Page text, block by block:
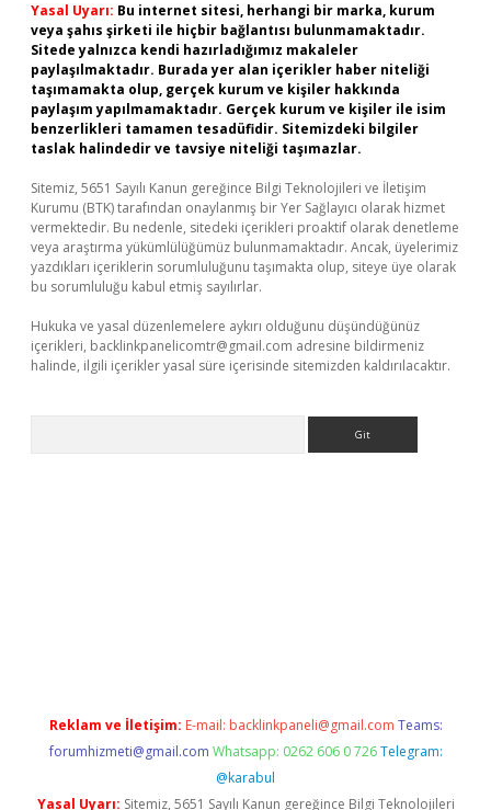
Yasal Uyarı: Bu internet sitesi, herhangi bir marka, kurum
veya şahıs şirketi ile hiçbir bağlantısı bulunmamaktadır.
Sitede yalnızca kendi hazırladığımız makaleler
paylaşılmaktadır. Burada yer alan içerikler haber niteliği
taşımamakta olup, gerçek kurum ve kişiler hakkında
paylaşım yapılmamaktadır. Gerçek kurum ve kişiler ile isim
benzerlikleri tamamen tesadüfidir. Sitemizdeki bilgiler
taslak halindedir ve tavsiye niteliği taşımazlar.
Sitemiz, 5651 Sayılı Kanun gereğince Bilgi Teknolojileri ve İletişim
Kurumu (BTK) tarafından onaylanmış bir Yer Sağlayıcı olarak hizmet
vermektedir. Bu nedenle, sitedeki içerikleri proaktif olarak denetleme
veya araştırma yükümlülüğümüz bulunmamaktadır. Ancak, üyelerimiz
yazdıkları içeriklerin sorumluluğunu taşımakta olup, siteye üye olarak
bu sorumluluğu kabul etmiş sayılırlar.
Hukuka ve yasal düzenlemelere aykırı olduğunu düşündüğünüz
içerikleri, backlinkpanelicomtr@gmail.com adresine bildirmeniz
halinde, ilgili içerikler yasal süre içerisinde sitemizden kaldırılacaktır.
Reklam ve İletişim: E-mail: backlinkpaneli@gmail.com Teams:
forumhizmeti@gmail.com Whatsapp: 0262 606 0 726 Telegram:
@karabul
Yasal Uyarı: Sitemiz, 5651 Sayılı Kanun gereğince Bilgi Teknolojileri